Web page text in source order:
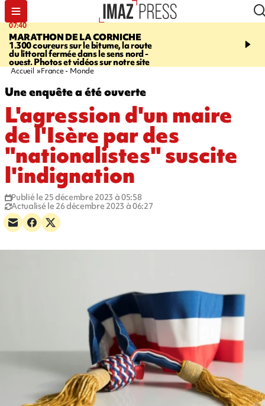
07:40
MARATHON DE LA CORNICHE
1.300 coureurs sur le bitume, la route
du littoral fermée dans le sens nord -
ouest. Photos et vidéos sur notre site
10:33
l’enfance - une
Accueil France - Monde
Une enquête a été ouverte
L'agression d'un maire
de l'Isère par des
"nationalistes" suscite
l'indignation
Publié le 25 décembre 2023 à 05:58
Actualisé le 26 décembre 2023 à 06:27